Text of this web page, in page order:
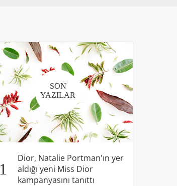
SON
YAZILAR
1
Dior, Natalie Portman'ın yer
aldığı yeni Miss Dior
kampanyasını tanıttı